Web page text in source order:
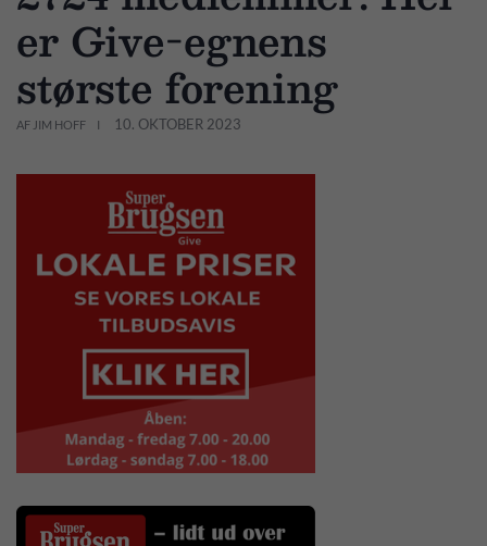
er Give-egnens
største forening
AF JIM HOFF 10. OKTOBER 2023